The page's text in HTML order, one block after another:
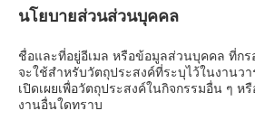
นโยบายส่วนส่วนบุคคล
ชื่อและที่อยู่อีเมล หรือข้อมูลส่วนบุคคล ที่กร
จะใช้สำหรับวัตถุประสงค์ที่ระบุไว้ในงานว
เปิดเผยเพื่อวัตถุประสงค์ในกิจกรรมอื่น ๆ
งานอื่นใดทราบ